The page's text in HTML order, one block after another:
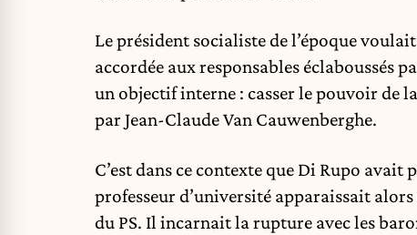
Le président socialiste de l’époque
accordée aux responsables éclaboussés
un objectif interne : casser le pouvoir de
par Jean-Claude Van Cauwenberghe.
C’est dans ce contexte que Di Rupo
professeur d’université apparaissait
du PS. Il incarnait la rupture avec les